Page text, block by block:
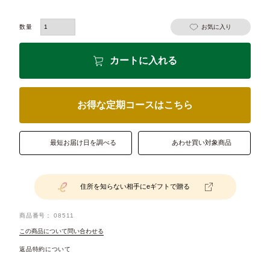
お気に入り
カートに入れる
お得な定期コースはこちら
最短お届け日を調べる あわせ買い対象商品
住所を知らない相手にeギフトで贈る
商品番号 08511
この商品について問い合わせる
返品特約について